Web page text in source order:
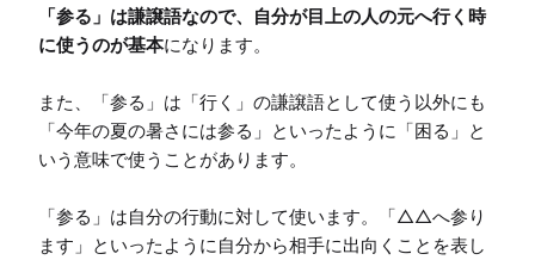
「参る」は謙譲語なので、自分が目上の人の元へ行く時
に使うのが基本になります。
また、「参る」は「行く」の謙譲語として使う以外にも
「今年の夏の暑さには参る」といったように「困る」と
いう意味で使うことがあります。
「参る」は自分の行動に対して使います。「△△へ参り
ます」といったように自分から相手に出向くことを表し